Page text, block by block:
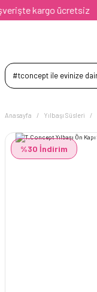
kargo ücretsiz
Anasayfa Yılbaşı Süsleri
%30 İndirim